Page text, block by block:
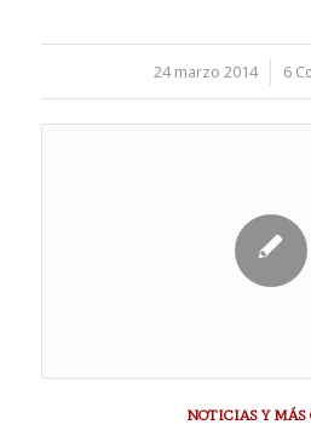
24 marzo 2014
/ 6
NOTICIAS Y MÁS